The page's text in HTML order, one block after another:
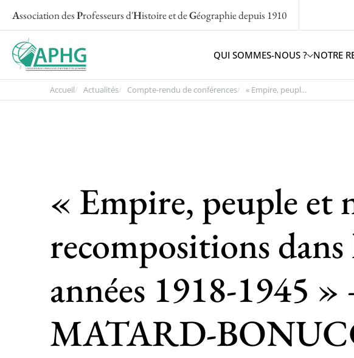
Association desProfesseurs d'Histoire et deGéographiedepuis 1910
QUI SOMMES-NOUS ? NOTRE
Accueil Actualités Compte-rendu de conférences « Empire, peupl...
« Empire, peuple et
recompositions dans
années 1918-1945
MATARD-